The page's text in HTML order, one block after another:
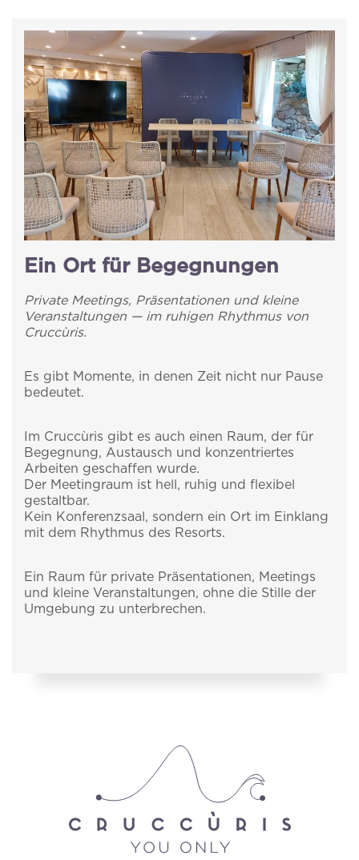
Ein Ort für Begegnungen
Private Meetings, Präsentationen und kleine
Veranstaltungen — im ruhigen Rhythmus von
Cruccùris.
Es gibt Momente, in denen Zeit nicht nur Pause
bedeutet.
Im Cruccùris gibt es auch einen Raum, der für
Begegnung, Austausch und konzentriertes
Arbeiten geschaffen wurde.
Der Meetingraum ist hell, ruhig und flexibel
gestaltbar.
Kein Konferenzsaal, sondern ein Ort im Einklang
mit dem Rhythmus des Resorts.
Ein Raum für private Präsentationen, Meetings
und kleine Veranstaltungen, ohne die Stille der
Umgebung zu unterbrechen.